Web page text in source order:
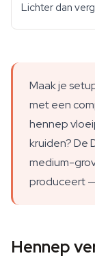
Lichter dan
Maak je
met een
hennep
kruiden? De
medium-
produceert
Hennep